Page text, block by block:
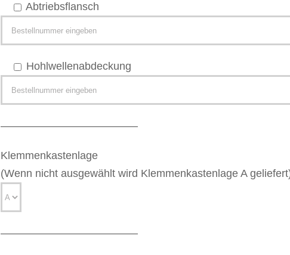
Abtriebsflansch
Hohlwellenabdeckung
–––––––––––––––––––––––
Klemmenkastenlage
(Wenn nicht ausgewählt wird Klemmenkastenlage A
–––––––––––––––––––––––